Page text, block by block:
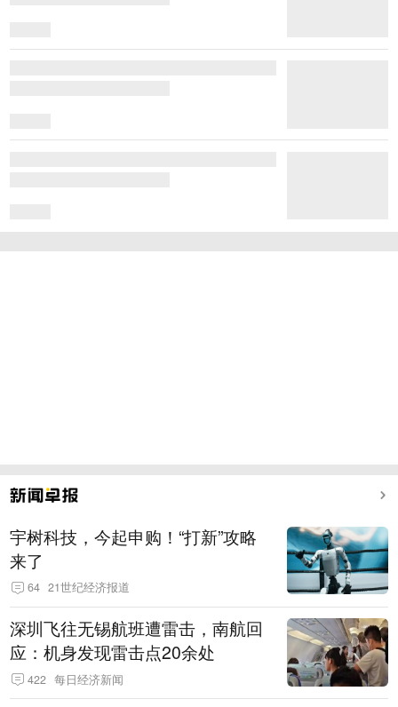
宇树科技，今起申购！“打新”攻略
来了
64 21世纪经济报道
深圳飞往无锡航班遭雷击，南航回
应：机身发现雷击点20余处
422 每日经济新闻